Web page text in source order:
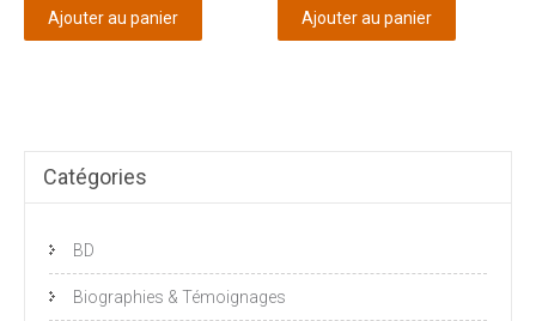
Ajouter au panier Ajouter au panier
Catégories
BD
Biographies & Témoignages